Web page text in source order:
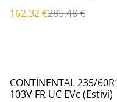
162,32 €285,48 €
%
CONTINENTAL 235/
103V FR UC EVc (Estivi)